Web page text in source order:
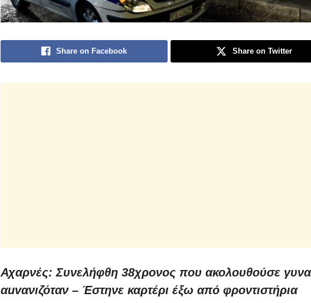
Share on Facebook Share on Twitter
Αχαρνές: Συνελήφθη 38χρονος που ακολουθούσε
αuvανιζόταν – Έστηνε καρτέρι έξω από φροντιστήρια